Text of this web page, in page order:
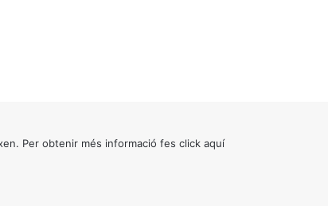
Per obtenir més informació fes click aquí